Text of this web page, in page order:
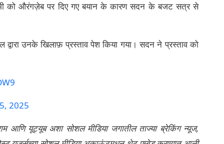
को औरंगज़ेब पर दिए गए बयान के कारण सदन के बजट सत्र से
द्वारा उनके खिलाफ़ प्रस्ताव पेश किया गया। सदन ने प्रस्ताव को
2025
आणि यूट्यूब अशा सोशल मीडिया जगातील ताज्या ब्रेकिंग न्यूज,